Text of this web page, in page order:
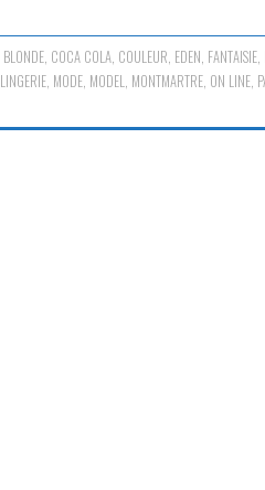
BLONDE, COCA COLA, COULEUR, EDEN, FANTAISIE,
LINGERIE, MODE, MODEL, MONTMARTRE, ON LINE,